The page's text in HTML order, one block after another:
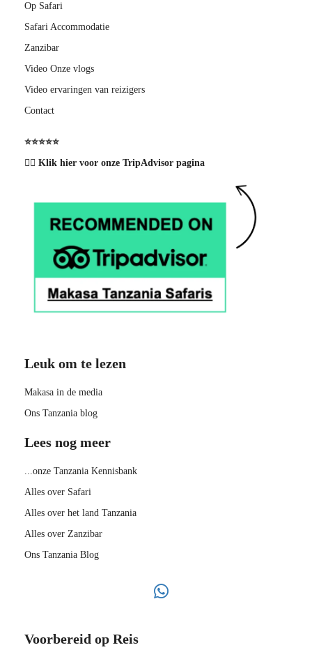
Op Safari
Safari Accommodatie
Zanzibar
Video Onze vlogs
Video ervaringen van reizigers
Contact
⭐️⭐️⭐️⭐️⭐️
👉🏽 Klik hier voor onze TripAdvisor pagina
Leuk om te lezen
Makasa in de media
Ons Tanzania blog
Lees nog meer
...onze Tanzania Kennisbank
Alles over Safari
Alles over het land Tanzania
Alles over Zanzibar
Ons Tanzania Blog
Voorbereid op Reis